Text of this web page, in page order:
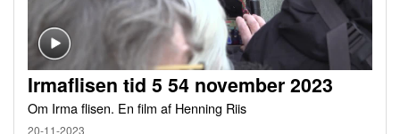
Irmaflisen tid 5 54 november 2023
Om Irma flisen. En film af Henning Riis
20-11-2023